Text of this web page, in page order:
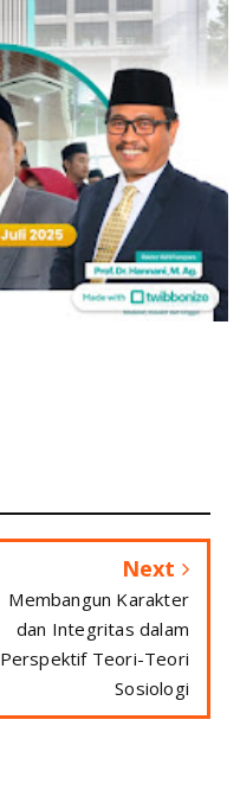
Next
Membangun Karakter
dan Integritas dalam
Perspektif Teori-Teori
Sosiologi